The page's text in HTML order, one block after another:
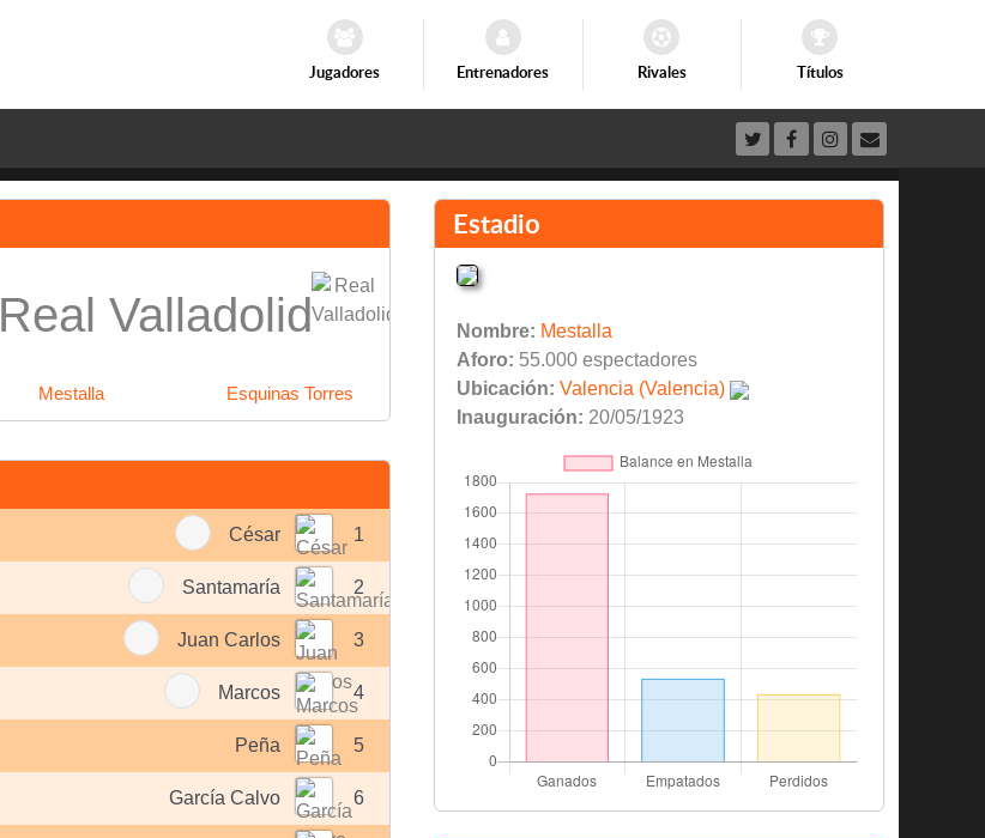
Jugadores Entrenadores Rivales Títulos
Real Valladolid
Mestalla Esquinas Torres
1
César
2
Santamaría
3
Juan Carlos
4
Marcos
5
Peña
6
García Calvo
Estadio
Nombre: Mestalla
Aforo: 55.000 espectadores
Ubicación: Valencia (Valencia)
Inauguración: 20/05/1923